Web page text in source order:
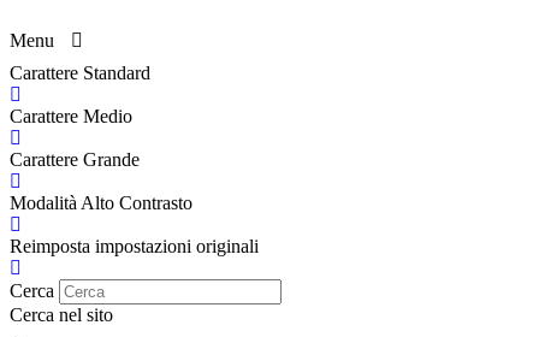
Menu
Carattere Standard
Carattere Medio
Carattere Grande
Modalità Alto Contrasto
Reimposta impostazioni originali
Cerca
Cerca nel sito